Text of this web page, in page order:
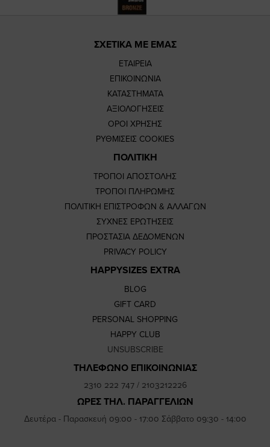
ΣΧΕΤΙΚΑ ΜΕ ΕΜΑΣ
ΕΤΑΙΡΕΙΑ
ΕΠΙΚΟΙΝΩΝΙΑ
ΚΑΤΑΣΤΗΜΑΤΑ
ΑΞΙΟΛΟΓΗΣΕΙΣ
ΟΡΟΙ ΧΡΗΣΗΣ
ΡΥΘΜΙΣΕΙΣ COOKIES
ΠΟΛΙΤΙΚΗ
ΤΡΟΠΟΙ ΑΠΟΣΤΟΛΗΣ
ΤΡΟΠΟΙ ΠΛΗΡΩΜΗΣ
ΠΟΛΙΤΙΚΗ ΕΠΙΣΤΡΟΦΩΝ & ΑΛΛΑΓΩΝ
ΣΥΧΝΕΣ ΕΡΩΤΗΣΕΙΣ
ΠΡΟΣΤΑΣΙΑ ΔΕΔΟΜΕΝΩΝ
PRIVACY POLICY
HAPPYSIZES EXTRA
BLOG
GIFT CARD
PERSONAL SHOPPING
HAPPY CLUB
UNSUBSCRIBE
ΤΗΛΕΦΩΝΟ ΕΠΙΚΟΙΝΩΝΙΑΣ
2310 222 747/ 2103212226
ΩΡΕΣ ΤΗΛ. ΠΑΡΑΓΓΕΛΙΩΝ
Δευτέρα - Παρασκευή 09:00 - 17:00 Σάββατο 09:30 - 14:00